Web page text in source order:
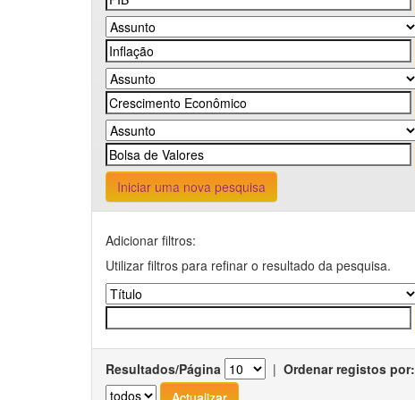
Iniciar uma nova pesquisa
Adicionar filtros:
Utilizar filtros para refinar o resultado da pesquisa.
Resultados/Página | Ordenar registos por: